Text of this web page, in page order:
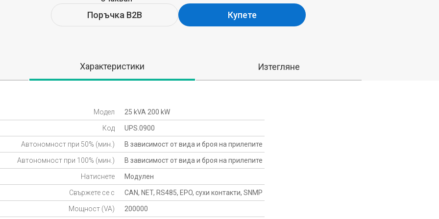
Поръчка B2B Купете
Характеристики Изтегляне
Модел 25 kVA 200 kW
Код UPS.0900
Автономност при 50% (мин.) В зависимост от вида и броя на прилепите
Автономност при 100% (мин.) В зависимост от вида и броя на прилепите
Натиснете Модулен
Свържете се с CAN, NET, RS485, EPO, сухи контакти, SNMP
Мощност (VA) 200000